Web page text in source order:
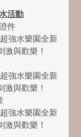
活動
件